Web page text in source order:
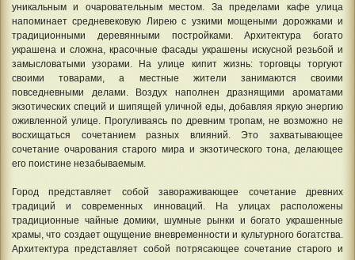
уникальным и очаровательным местом. За пределами кафе улица
напоминает средневековую Лирею с узкими мощеными дорожками и
традиционными деревянными постройками. Архитектура богато
украшена и сложна, красочные фасады украшены искусной резьбой и
замысловатыми узорами. На улице кипит жизнь: торговцы торгуют
своими товарами, а местные жители занимаются своими
повседневными делами. Воздух наполнен дразнящими ароматами
экзотических специй и шипящей уличной еды, добавляя яркую энергию
оживленной улице. Прогуливаясь по древним тропам, не возможно не
восхищаться сочетанием разных влияний. Это захватывающее
сочетание очарования старого мира и экзотического тона, делающее
его поистине незабываемым.
Город представляет собой завораживающее сочетание древних
традиций и современных инноваций. На улицах расположены
традиционные чайные домики, шумные рынки и богато украшенные
храмы, что создает ощущение вневременности и культурного богатства.
Архитектура представляет собой потрясающее сочетание старого и